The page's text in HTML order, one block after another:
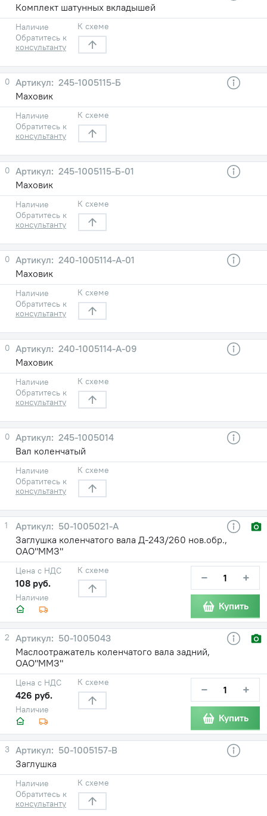
Комплект шатунных вкладышей
Наличие
Обратитесь к
консультанту
К схеме
0
245-1005115-Б
Маховик
Наличие
Обратитесь к
консультанту
К схеме
0
245-1005115-Б-01
Маховик
Наличие
Обратитесь к
консультанту
К схеме
0
240-1005114-А-01
Маховик
Наличие
Обратитесь к
консультанту
К схеме
0
240-1005114-А-09
Маховик
Наличие
Обратитесь к
консультанту
К схеме
0
245-1005014
Вал коленчатый
Наличие
Обратитесь к
консультанту
К схеме
1
50-1005021-А
Заглушка коленчатого вала Д-243/260 нов.обр.,
ОАО"ММЗ"
Наличие
Цена с НДС
108 руб.
К схеме − +
Купить
2
50-1005043
Маслоотражатель коленчатого вала задний,
ОАО"ММЗ"
Наличие
Цена с НДС
426 руб.
К схеме − +
Купить
3
50-1005157-В
Заглушка
Наличие
Обратитесь к
консультанту
К схеме